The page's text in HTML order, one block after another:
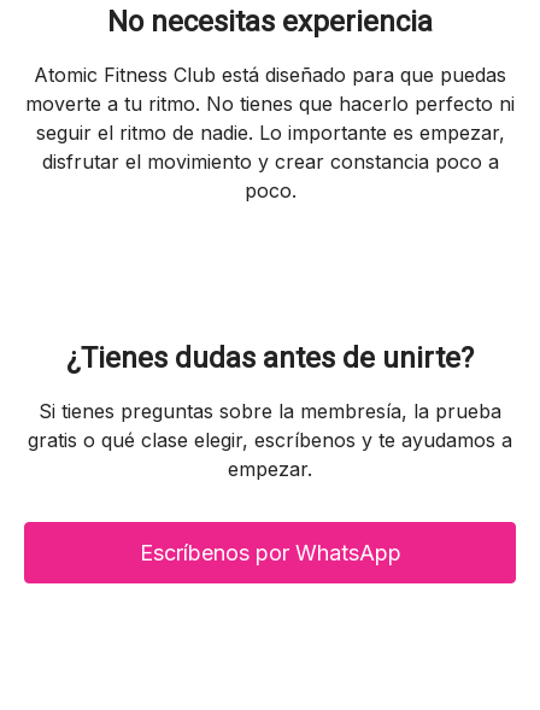
No necesitas experiencia
Atomic Fitness Club está diseñado para que puedas
moverte a tu ritmo. No tienes que hacerlo perfecto ni
seguir el ritmo de nadie. Lo importante es empezar,
disfrutar el movimiento y crear constancia poco a
poco.
¿Tienes dudas antes de unirte?
Si tienes preguntas sobre la membresía, la prueba
gratis o qué clase elegir, escríbenos y te ayudamos a
empezar.
Escríbenos por WhatsApp